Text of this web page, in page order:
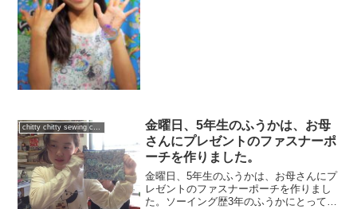
金曜日、5年生のふうかは、お母
さんにプレゼントのファスナーポ
ーチを作りました。
金曜日、5年生のふうかは、お母さんにプ
レゼントのファスナーポーチを作りまし
た。ソーイング歴3年のふうかにとって、